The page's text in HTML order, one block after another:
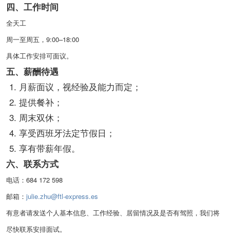
四、工作时间
全天工
周一至周五，9:00–18:00
具体工作安排可面议。
五、薪酬待遇
月薪面议，视经验及能力而定；
提供餐补；
周末双休；
享受西班牙法定节假日；
享有带薪年假。
六、联系方式
电话：684 172 598
邮箱： julie.zhu@ftl-express.es
有意者请发送个人基本信息、工作经验、居留情况及是否有驾照，我们将
尽快联系安排面试。